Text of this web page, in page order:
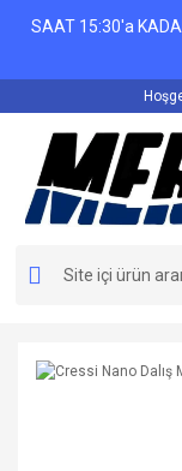
SAAT 15:30'a